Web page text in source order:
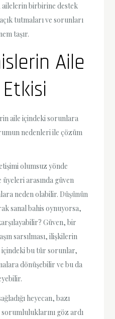
ailelerin birbirine destek
tutmaları ve sorunları
taşır.
Aile
aile içindeki sorunlara
nedenleri ile çözüm
olumsuz yönde
arasında güven
neden olabilir. Düşünün
sanal bahis oynuyorsa,
Güven, bir
sarsılması, ilişkilerin
içindeki bu tür sorunlar,
dönüşebilir ve bu da
heyecan, bazı
göz ardı